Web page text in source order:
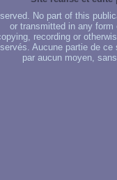
No part of this
or transmitted in any
recording or
Aucune partie de
par aucun moyen,